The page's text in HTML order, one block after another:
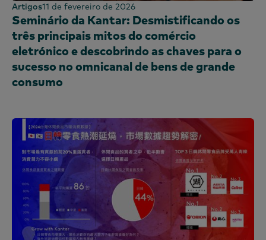
Artigos11 de fevereiro de 2026
Seminário da Kantar: Desmistificando os
três principais mitos do comércio
eletrónico e descobrindo as chaves para o
sucesso no omnicanal de bens de grande
consumo